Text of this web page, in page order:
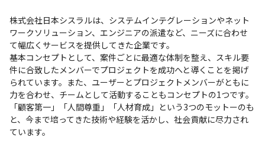
株式会社日本シスラルは、システムインテグレーションやネット
ワークソリューション、エンジニアの派遣など、ニーズに合わせ
て幅広くサービスを提供してきた企業です。
基本コンセプトとして、案件ごとに最適な体制を整え、スキル要
件に合致したメンバーでプロジェクトを成功へと導くことを掲げ
られています。また、ユーザーとプロジェクトメンバーがともに
力を合わせ、チームとして活動することもコンセプトの1つです。
「顧客第一」「人間尊重」「人材育成」という3つのモットーのも
と、今まで培ってきた技術や経験を活かし、社会貢献に尽力され
ています。